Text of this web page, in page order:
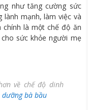
như tăng cường sức
lành mạnh, làm việc và
chính là một chế độ ăn
sức khỏe người mẹ
về chế độ dinh
dưỡng bà bầu